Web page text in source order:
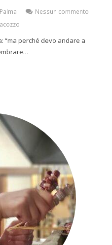
Nessun commento
“ma perché devo andare a